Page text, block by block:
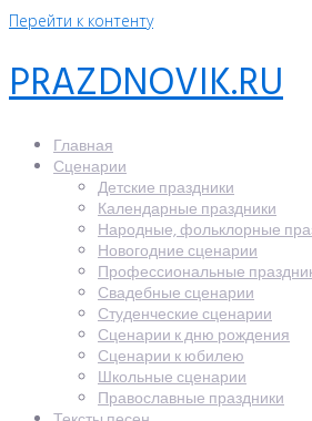
Перейти к контенту
PRAZDNOVIK.RU
Главная
Сценарии
Детские праздники
Календарные праздники
Народные, фольклорные
Новогодние сценарии
Профессиональные
Свадебные сценарии
Студенческие сценарии
Сценарии к дню рождения
Сценарии к юбилею
Школьные сценарии
Православные праздники